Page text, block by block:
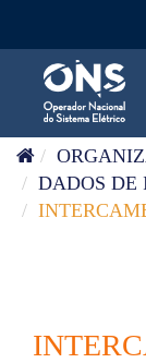
DADOS DE